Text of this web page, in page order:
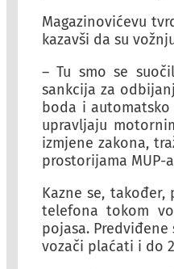
Magazinovićevu
kazavši da su
– Tu smo se
sankcija za
boda i
upravljaju
izmjene zakona,
prostorijama MUP-
Kazne se,
telefona tokom
pojasa.
vozači plaćati i do